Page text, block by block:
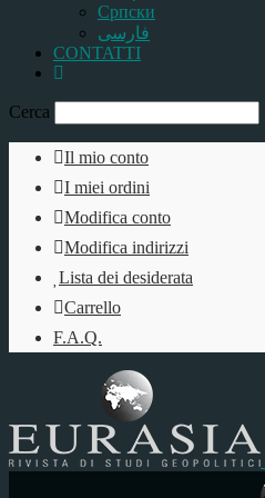
Српски
فارسی
CONTATTI
Cerca
Il mio conto
I miei ordini
Modifica conto
Modifica indirizzi
Lista dei desiderata
Carrello
F.A.Q.